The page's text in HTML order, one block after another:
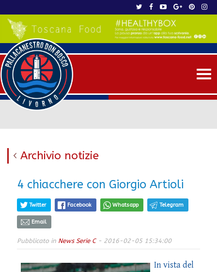
Archivio notizie
4 chiacchere con Giorgio Artioli
Twitter Facebook Whatsapp Telegram
Email
Pubblicato in News Serie C- 2016-02-05 15:34:00
In vista del